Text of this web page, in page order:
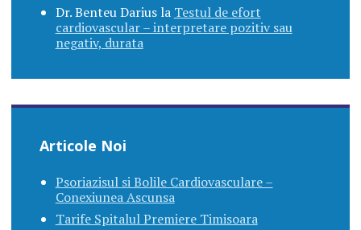
Dr. Benteu Dariusla Testul de efort
cardiovascular – interpretare pozitiv sau
negativ, durata
Articole Noi
Psoriazisul si Bolile Cardiovasculare –
Conexiunea Ascunsa
Tarife Spitalul Premiere Timisoara